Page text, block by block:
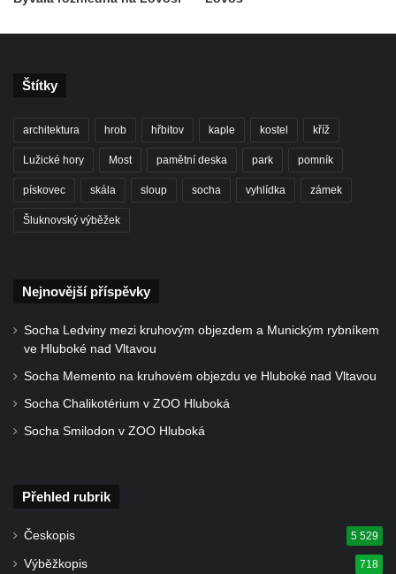
Carolafelsen (Zittauer Gebirge)
Vyhlídka Havraní skály
Konojedské bochníky
Šenov)
Rudolfův kámen
Lom Klučky
Vyhlídka Jehla u České Kamenice
Wachbergbaude)
Štítky
architektura hrob hřbitov kaple kostel kříž
Lužické hory Most pamětní deska park pomník
pískovec skála sloup socha vyhlídka zámek
Šluknovský výběžek
Nejnovější příspěvky
Socha Ledviny mezi kruhovým objezdem a Munickým rybníkem
ve Hluboké nad Vltavou
Socha Memento na kruhovém objezdu ve Hluboké nad Vltavou
Socha Chalikotérium v ZOO Hluboká
Socha Smilodon v ZOO Hluboká
Přehled rubrik
Českopis 5 529
Výběžkopis 718